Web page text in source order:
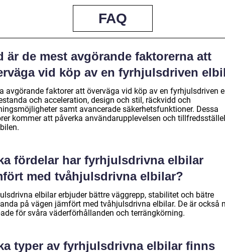
FAQ
är de mest avgörande faktorerna att
vid köp av en fyrhjulsdriven
avgörande faktorer att överväga vid köp av en fyrhjulsdriven
och acceleration, design och stil, räckvidd och
samt avancerade säkerhetsfunktioner. Dessa
kommer att påverka användarupplevelsen och
fördelar har fyrhjulsdrivna elbilar
med tvåhjulsdrivna elbilar?
elbilar erbjuder bättre väggrepp, stabilitet och bätre
på vägen jämfört med tvåhjulsdrivna elbilar. De är också
för svåra väderförhållanden och terrängkörning.
typer av fyrhjulsdrivna elbilar finns